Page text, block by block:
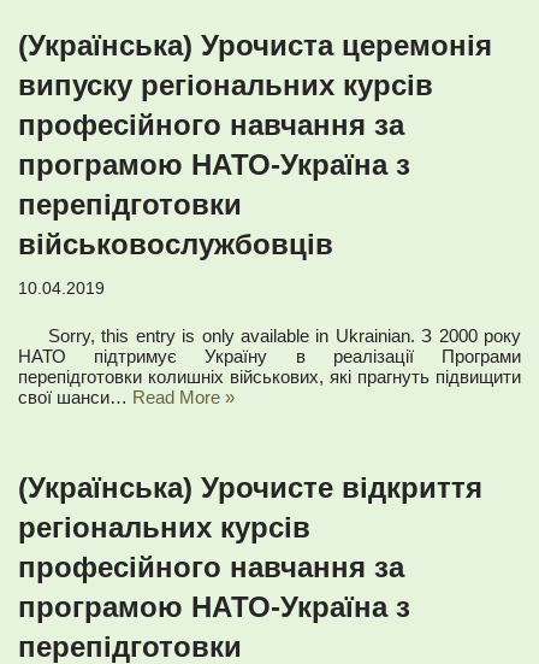
(Українська) Урочиста церемонія
випуску регіональних курсів
професійного навчання за
програмою НАТО-Україна з
перепідготовки
військовослужбовців
10.04.2019
Sorry, this entry is only available in Ukrainian. З 2000 року
НАТО підтримує Україну в реалізації Програми
перепідготовки колишніх військових, які прагнуть підвищити
свої шанси… Read More »
(Українська) Урочисте відкриття
регіональних курсів
професійного навчання за
програмою НАТО-Україна з
перепідготовки